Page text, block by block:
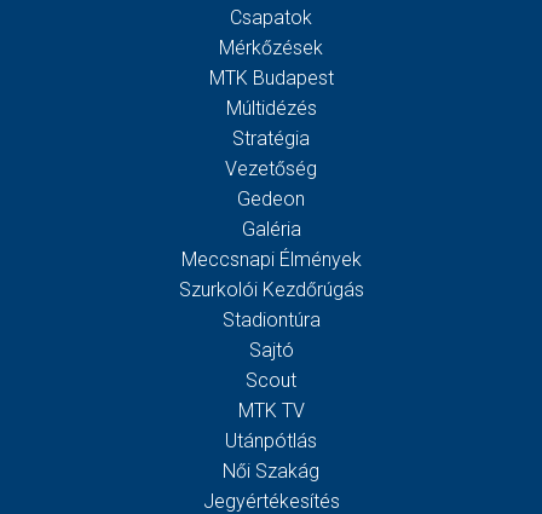
Csapatok
Mérkőzések
MTK Budapest
Múltidézés
Stratégia
Vezetőség
Gedeon
Galéria
Meccsnapi Élmények
Szurkolói Kezdőrúgás
Stadiontúra
Sajtó
Scout
MTK TV
Utánpótlás
Női Szakág
Jegyértékesítés